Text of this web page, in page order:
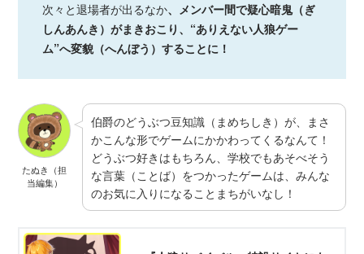
次々と退場者が出るなか、メンバー間で疑心暗鬼（ぎ
しんあんき）がまきおこり、“ありえない人狼ゲー
ム”へ変貌（へんぼう）することに！
たぬき（担
当編集）
伯爵のどうぶつ豆知識（まめちしき）が、まさ
かこんな形でゲームにかかわってくるなんて！
どうぶつ好きはもちろん、学校でもあそべそう
な言葉（ことば）をつかったゲームは、みんな
のお気に入りになることまちがいなし！